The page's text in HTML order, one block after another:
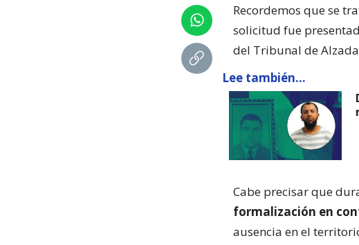
Recordemos que se
solicitud fue
del Tribunal de
Lee también...
Cabe precisar que
formalización en
ausencia en el